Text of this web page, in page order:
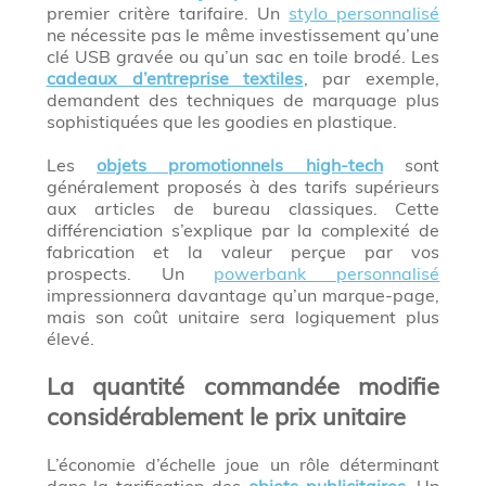
premier critère tarifaire. Un stylo personnalisé
ne nécessite pas le même investissement qu’une
clé USB gravée ou qu’un sac en toile brodé. Les
cadeaux d’entreprise textiles, par exemple,
demandent des techniques de marquage plus
sophistiquées que les goodies en plastique.
Lesobjets promotionnels high-techsont
généralement proposés à des tarifs supérieurs
aux articles de bureau classiques. Cette
différenciation s’explique par la complexité de
fabrication et la valeur perçue par vos
prospects. Un powerbank personnalisé
impressionnera davantage qu’un marque-page,
mais son coût unitaire sera logiquement plus
élevé.
La quantité commandée modifie
considérablement le prix unitaire
L’économie d’échelle joue un rôle déterminant